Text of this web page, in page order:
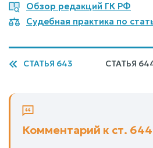
Обзор редакций ГК РФ
Судебная практика по
СТАТЬЯ 643 СТАТЬЯ
Комментарий к ст.